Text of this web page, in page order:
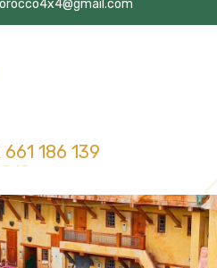
661 186 139